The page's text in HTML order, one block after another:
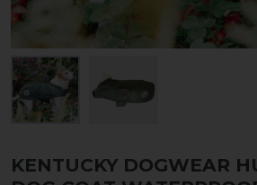
KENTUCKY DOGWEAR